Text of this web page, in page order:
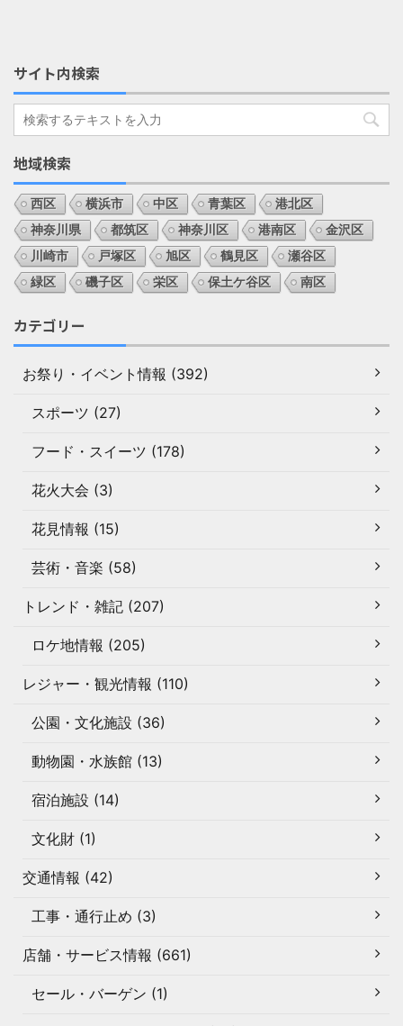
サイト内検索
地域検索
西区 横浜市 中区 青葉区
港北区
神奈川県
都筑区 神奈川区 港南区
金沢区
川崎市
戸塚区 旭区 鶴見区
瀬谷区
緑区
磯子区 栄区 保土ケ谷区 南区
カテゴリー
お祭り・イベント情報 (392)
スポーツ (27)
フード・スイーツ (178)
花火大会 (3)
花見情報 (15)
芸術・音楽 (58)
トレンド・雑記 (207)
ロケ地情報 (205)
レジャー・観光情報 (110)
公園・文化施設 (36)
動物園・水族館 (13)
宿泊施設 (14)
文化財 (1)
交通情報 (42)
工事・通行止め (3)
店舗・サービス情報 (661)
セール・バーゲン (1)